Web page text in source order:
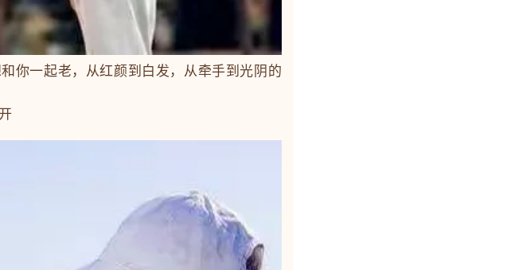
一起老，从红颜到白发，从牵手到光阴的